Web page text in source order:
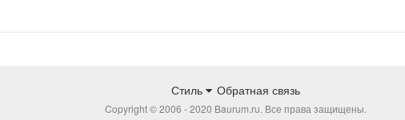
Стиль Обратная связь
Copyright © 2006 - 2020 Baurum.ru. Все права защищены.